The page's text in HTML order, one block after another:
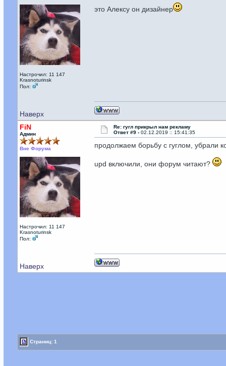
Настрочил: 11 147
Krasnoturinsk
Пол:
это Алексу он дизайнер
Наверх
FiN
Админ
Вне Форума
Настрочил: 11 147
Krasnoturinsk
Пол:
Re: гугл прикрыл нам рекламу
Ответ #9 - 02.12.2019 :: 15:41:35
продолжаем борьбу с гуглом, убрали
upd включили, они форум читают?
Наверх
Страниц: 1